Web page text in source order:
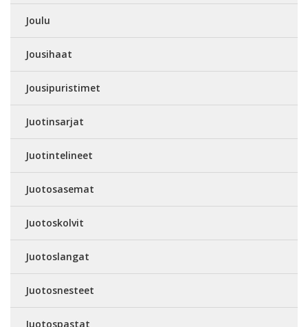
Joulu
Jousihaat
Jousipuristimet
Juotinsarjat
Juotintelineet
Juotosasemat
Juotoskolvit
Juotoslangat
Juotosnesteet
Juotospastat